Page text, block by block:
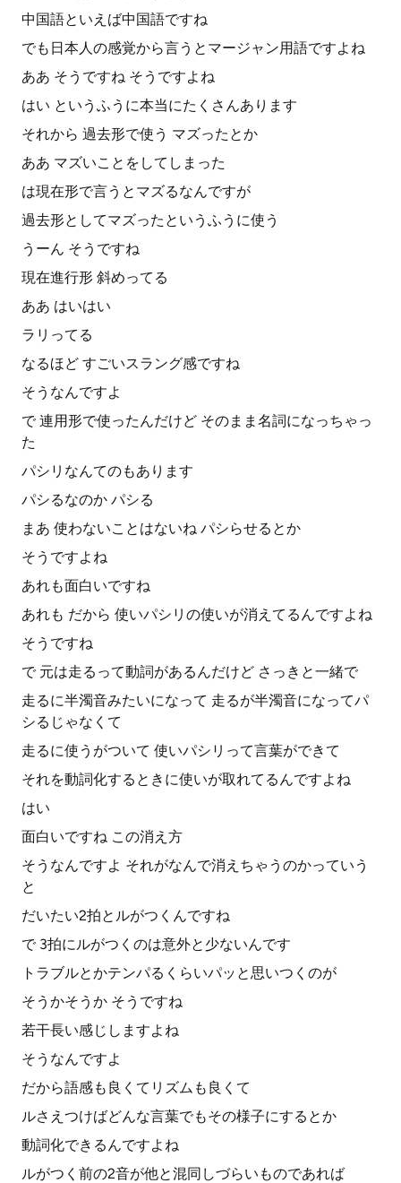
中国語といえば中国語ですね
でも日本人の感覚から言うとマージャン用語ですよね
ああ そうですね そうですよね
はい というふうに本当にたくさんあります
それから 過去形で使う マズったとか
ああ マズいことをしてしまった
は現在形で言うとマズるなんですが
過去形としてマズったというふうに使う
うーん そうですね
現在進行形 斜めってる
ああ はいはい
ラリってる
なるほど すごいスラング感ですね
そうなんですよ
で 連用形で使ったんだけど そのまま名詞になっちゃっ
た
パシリなんてのもあります
パシるなのか パシる
まあ 使わないことはないね パシらせるとか
そうですよね
あれも面白いですね
あれも だから 使いパシリの使いが消えてるんですよね
そうですね
で 元は走るって動詞があるんだけど さっきと一緒で
走るに半濁音みたいになって 走るが半濁音になってパ
シるじゃなくて
走るに使うがついて 使いパシリって言葉ができて
それを動詞化するときに使いが取れてるんですよね
はい
面白いですね この消え方
そうなんですよ それがなんで消えちゃうのかっていう
と
だいたい2拍とルがつくんですね
で 3拍にルがつくのは意外と少ないんです
トラブルとかテンパるくらいパッと思いつくのが
そうかそうか そうですね
若干長い感じしますよね
そうなんですよ
だから語感も良くてリズムも良くて
ルさえつけばどんな言葉でもその様子にするとか
動詞化できるんですよね
ルがつく前の2音が他と混同しづらいものであれば